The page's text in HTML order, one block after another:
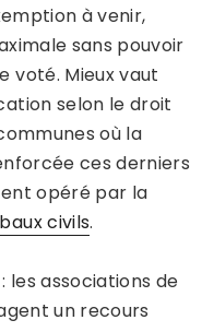
à venir,
sans pouvoir
voté. Mieux vaut
selon le droit
où la
ces derniers
opéré par la
civils.
les associations de
un recours